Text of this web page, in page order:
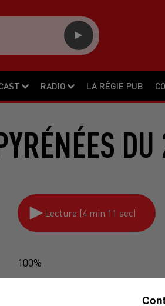
RADIO LA RÉGIE PUB
Lecture (4 min 11 sec)
100%